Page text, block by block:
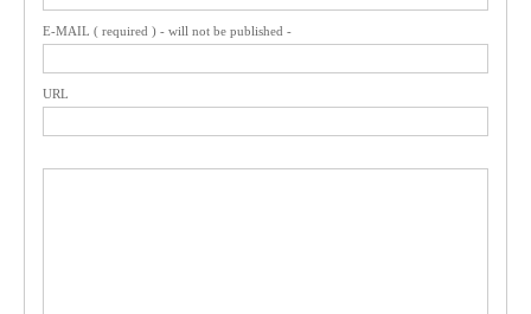
E-MAIL ( required ) - will not be published -
URL